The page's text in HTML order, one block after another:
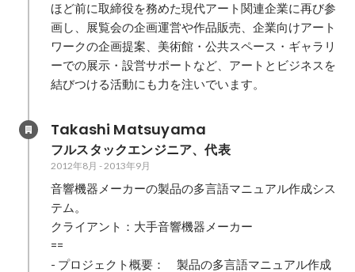
ほど前に取締役を務めた現代アート関連企業に再び参
画し、展覧会の企画運営や作品販売、企業向けアート
ワークの企画提案、美術館・公共スペース・ギャラリ
ーでの展示・設営サポートなど、アートとビジネスを
結びつける活動にも力を注いでいます。
Takashi Matsuyama
フルスタックエンジニア、代表
2012年8月 -2013年9月
音響機器メーカーの製品の多言語マニュアル作成シス
テム。
クライアント：大手音響機器メーカー
==
- プロジェクト概要：　製品の多言語マニュアル作成